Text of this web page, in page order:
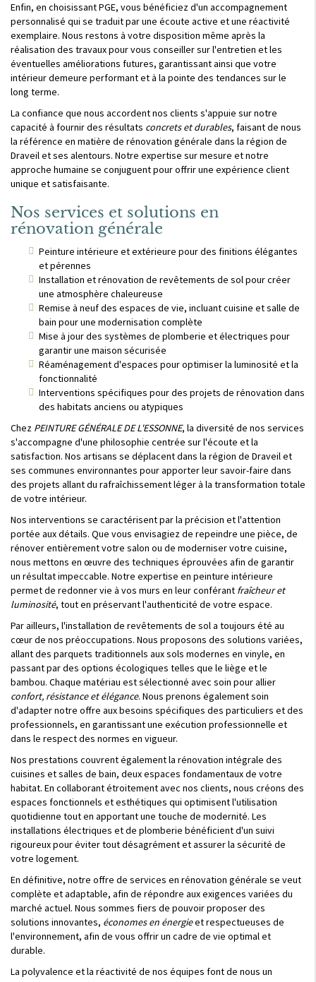
Enfin, en choisissant PGE, vous bénéficiez d'un accompagnement
personnalisé qui se traduit par une écoute active et une réactivité
exemplaire. Nous restons à votre disposition même après la
réalisation des travaux pour vous conseiller sur l'entretien et les
éventuelles améliorations futures, garantissant ainsi que votre
intérieur demeure performant et à la pointe des tendances sur le
long terme.
La confiance que nous accordent nos clients s'appuie sur notre
capacité à fournir des résultats concrets et durables, faisant de nous
la référence en matière de rénovation générale dans la région de
Draveil et ses alentours. Notre expertise sur mesure et notre
approche humaine se conjuguent pour offrir une expérience client
unique et satisfaisante.
Nos services et solutions en
rénovation générale
Peinture intérieure et extérieure pour des finitions élégantes
et pérennes
Installation et rénovation de revêtements de sol pour créer
une atmosphère chaleureuse
Remise à neuf des espaces de vie, incluant cuisine et salle de
bain pour une modernisation complète
Mise à jour des systèmes de plomberie et électriques pour
garantir une maison sécurisée
Réaménagement d'espaces pour optimiser la luminosité et la
fonctionnalité
Interventions spécifiques pour des projets de rénovation dans
des habitats anciens ou atypiques
Chez PEINTURE GÉNÉRALE DE L'ESSONNE, la diversité de nos services
s'accompagne d'une philosophie centrée sur l'écoute et la
satisfaction. Nos artisans se déplacent dans la région de Draveil et
ses communes environnantes pour apporter leur savoir-faire dans
des projets allant du rafraîchissement léger à la transformation totale
de votre intérieur.
Nos interventions se caractérisent par la précision et l'attention
portée aux détails. Que vous envisagiez de repeindre une pièce, de
rénover entièrement votre salon ou de moderniser votre cuisine,
nous mettons en œuvre des techniques éprouvées afin de garantir
un résultat impeccable. Notre expertise en peinture intérieure
permet de redonner vie à vos murs en leur conférant fraîcheur et
luminosité, tout en préservant l'authenticité de votre espace.
Par ailleurs, l'installation de revêtements de sol a toujours été au
cœur de nos préoccupations. Nous proposons des solutions variées,
allant des parquets traditionnels aux sols modernes en vinyle, en
passant par des options écologiques telles que le liège et le
bambou. Chaque matériau est sélectionné avec soin pour allier
confort, résistance et élégance. Nous prenons également soin
d'adapter notre offre aux besoins spécifiques des particuliers et des
professionnels, en garantissant une exécution professionnelle et
dans le respect des normes en vigueur.
Nos prestations couvrent également la rénovation intégrale des
cuisines et salles de bain, deux espaces fondamentaux de votre
habitat. En collaborant étroitement avec nos clients, nous créons des
espaces fonctionnels et esthétiques qui optimisent l'utilisation
quotidienne tout en apportant une touche de modernité. Les
installations électriques et de plomberie bénéficient d'un suivi
rigoureux pour éviter tout désagrément et assurer la sécurité de
votre logement.
En définitive, notre offre de services en rénovation générale se veut
complète et adaptable, afin de répondre aux exigences variées du
marché actuel. Nous sommes fiers de pouvoir proposer des
solutions innovantes, économes en énergieet respectueuses de
l'environnement, afin de vous offrir un cadre de vie optimal et
durable.
La polyvalence et la réactivité de nos équipes font de nous un